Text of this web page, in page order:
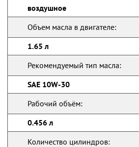
воздушное
Объем масла в двигателе:
1.65 л
Рекомендуемый тип масла:
SAE 10W-30
Рабочий объём:
0.456 л
Количество цилиндров: